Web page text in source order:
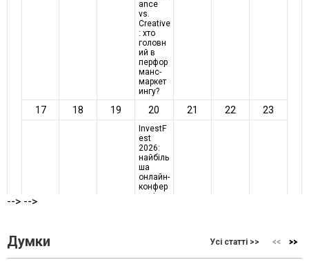
--> -->
Думки Усі статті >>